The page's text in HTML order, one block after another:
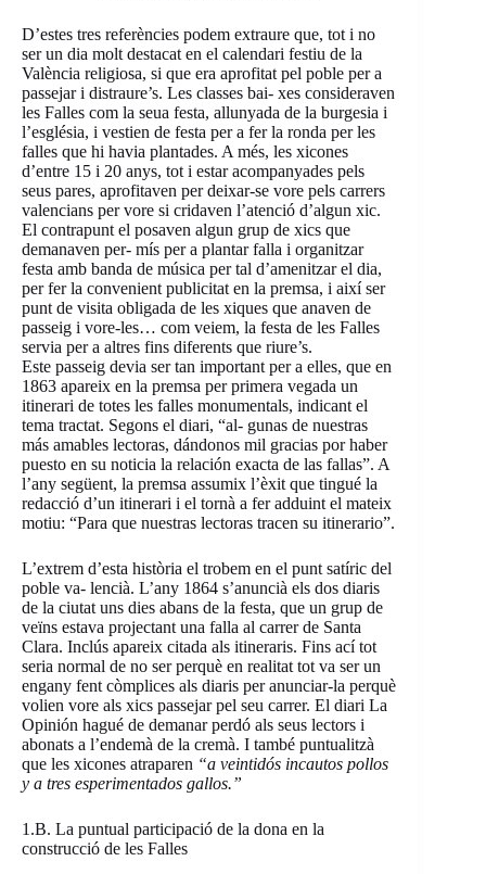
D’estes tres referències podem extraure que, tot i no
ser un dia molt destacat en el calendari festiu de la
València religiosa, si que era aprofitat pel poble per a
passejar i distraure’s. Les classes bai- xes consideraven
les Falles com la seua festa, allunyada de la burgesia i
l’església, i vestien de festa per a fer la ronda per les
falles que hi havia plantades. A més, les xicones
d’entre 15 i 20 anys, tot i estar acompanyades pels
seus pares, aprofitaven per deixar-se vore pels carrers
valencians per vore si cridaven l’atenció d’algun xic.
El contrapunt el posaven algun grup de xics que
demanaven per- mís per a plantar falla i organitzar
festa amb banda de música per tal d’amenitzar el dia,
per fer la convenient publicitat en la premsa, i així ser
punt de visita obligada de les xiques que anaven de
passeig i vore-les… com veiem, la festa de les Falles
servia per a altres fins diferents que riure’s.
Este passeig devia ser tan important per a elles, que en
1863 apareix en la premsa per primera vegada un
itinerari de totes les falles monumentals, indicant el
tema tractat. Segons el diari, “al- gunas de nuestras
más amables lectoras, dándonos mil gracias por haber
puesto en su noticia la relación exacta de las fallas”. A
l’any següent, la premsa assumix l’èxit que tingué la
redacció d’un itinerari i el tornà a fer adduint el mateix
motiu: “Para que nuestras lectoras tracen su itinerario”.
L’extrem d’esta història el trobem en el punt satíric del
poble va- lencià. L’any 1864 s’anuncià els dos diaris
de la ciutat uns dies abans de la festa, que un grup de
veïns estava projectant una falla al carrer de Santa
Clara. Inclús apareix citada als itineraris. Fins ací tot
seria normal de no ser perquè en realitat tot va ser un
engany fent còmplices als diaris per anunciar-la perquè
volien vore als xics passejar pel seu carrer. El diari La
Opinión hagué de demanar perdó als seus lectors i
abonats a l’endemà de la cremà. I també puntualitzà
que les xicones atraparen “a veintidós incautos pollos
y a tres esperimentados gallos.”
1.B. La puntual participació de la dona en la
construcció de les Falles